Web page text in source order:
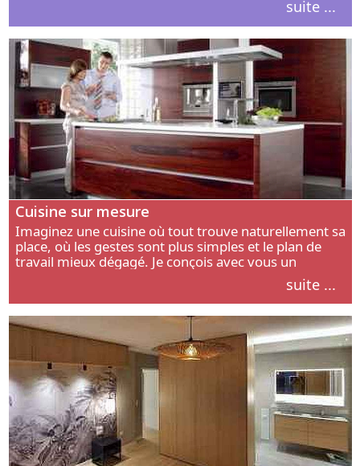
suite ...
Cuisine sur mesure
Imaginez une cuisine où tout trouve naturellement sa
place, où les gestes sont plus simples et le plan de
travail mieux dégagé. Je conçois avec vous un
aménagement adapté à votre manière de cuisiner, de
suite ...